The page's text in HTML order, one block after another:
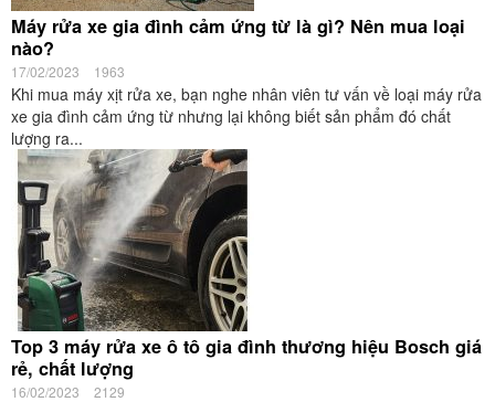
Máy rửa xe gia đình cảm ứng từ là gì? Nên mua loại
nào?
17/02/2023 1963
Khi mua máy xịt rửa xe, bạn nghe nhân viên tư vấn về loại máy rửa
xe gia đình cảm ứng từ nhưng lại không biết sản phẩm đó chất
lượng ra...
Top 3 máy rửa xe ô tô gia đình thương hiệu Bosch giá
rẻ, chất lượng
16/02/2023 2129